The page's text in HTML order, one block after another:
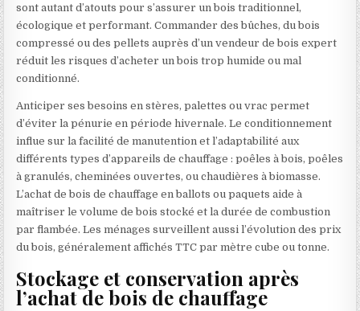
sont autant d’atouts pour s’assurer un bois traditionnel,
écologique et performant. Commander des bûches, du bois
compressé ou des pellets auprès d’un vendeur de bois expert
réduit les risques d’acheter un bois trop humide ou mal
conditionné.
Anticiper ses besoins en stères, palettes ou vrac permet
d’éviter la pénurie en période hivernale. Le conditionnement
influe sur la facilité de manutention et l’adaptabilité aux
différents types d’appareils de chauffage : poêles à bois, poêles
à granulés, cheminées ouvertes, ou chaudières à biomasse.
L’achat de bois de chauffage en ballots ou paquets aide à
maîtriser le volume de bois stocké et la durée de combustion
par flambée. Les ménages surveillent aussi l’évolution des prix
du bois, généralement affichés TTC par mètre cube ou tonne.
Stockage et conservation après
l’achat de bois de chauffage